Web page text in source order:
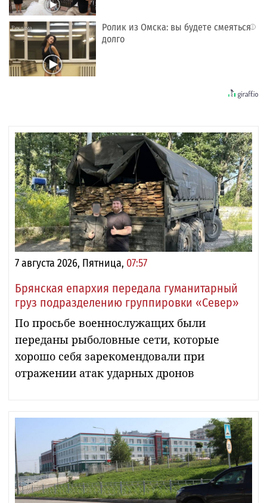
i
Ролик из Омска: вы будете смеяться
долго
7 августа 2026, Пятница, 07:57
Брянская епархия передала гуманитарный
груз подразделению группировки «Север»
По просьбе военнослужащих были
переданы рыболовные сети, которые
хорошо себя зарекомендовали при
отражении атак ударных дронов